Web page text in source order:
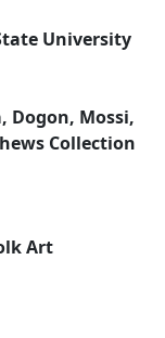
University
Dogon, Mossi,
Collection
Art